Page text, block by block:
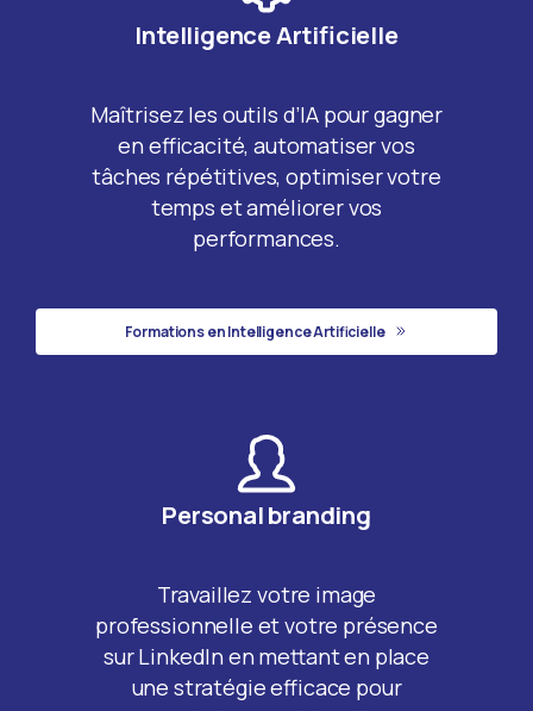
Intelligence Artificielle
Maîtrisez les outils d’IA pour gagner
en efficacité, automatiser vos
tâches répétitives, optimiser votre
temps et améliorer vos
performances.
Formations en Intelligence Artificielle
Personal branding
Travaillez votre image
professionnelle et votre présence
sur LinkedIn en mettant en place
une stratégie efficace pour